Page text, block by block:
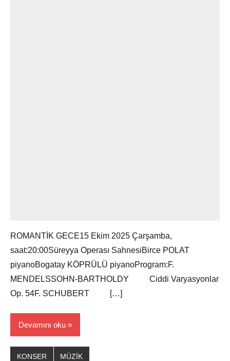
ROMANTİK GECE15 Ekim 2025 Çarşamba,
saat:20:00Süreyya Operası SahnesiBirce POLAT
piyanoBogatay KÖPRÜLÜ piyanoProgram:F.
MENDELSSOHN-BARTHOLDY Ciddi Varyasyonlar
Op. 54F. SCHUBERT […]
Devamını oku
KONSER MÜZİK